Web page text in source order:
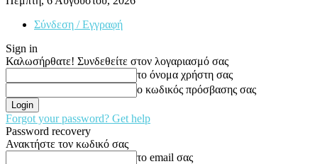
Σύνδεση / Εγγραφή
Sign in
Καλωσήρθατε! Συνδεθείτε στον λογαριασμό σας
το όνομα χρήστη σας
ο κωδικός πρόσβασης σας
Forgot your password? Get help
Password recovery
Ανακτήστε τον κωδικό σας
το email σας